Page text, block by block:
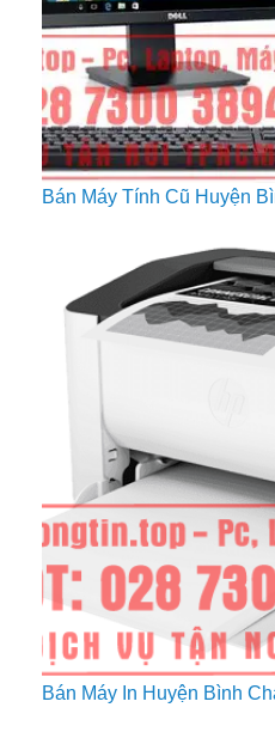
Bán Máy Tính Cũ Huyện
Bán Máy In Huyện Bình